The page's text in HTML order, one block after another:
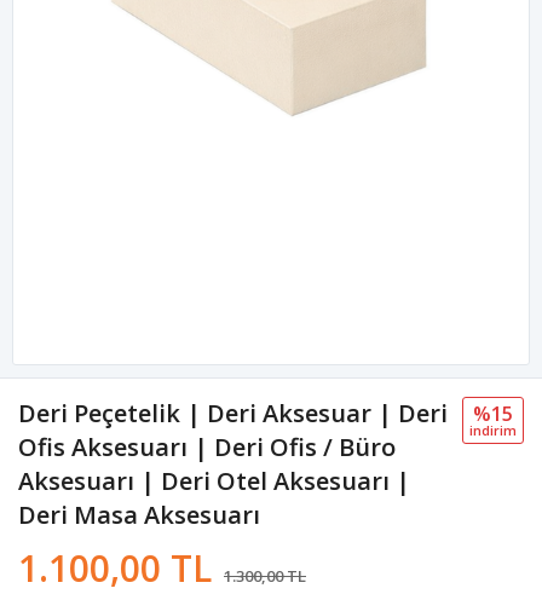
Deri Peçetelik | Deri Aksesuar | Deri
Ofis Aksesuarı | Deri Ofis / Büro
Aksesuarı | Deri Otel Aksesuarı |
Deri Masa Aksesuarı
1.100,00 TL 1.300,00 TL
%15
i̇ndi̇ri̇m